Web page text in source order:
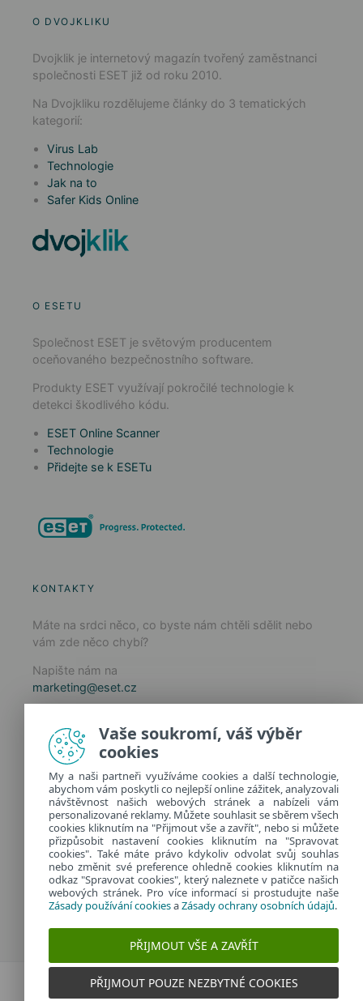
O DVOJKLIKU
Dvojklik je internetový magazín tvořený zaměstnanci
společnosti ESET již od roku 2010.
Na Dvojkliku rozdělujeme články do 3 tematických
kategorií:
Virus Lab
Technologie
Jak na to
Safer Kids Online
O ESETU
Společnost ESET je světovým producentem
oceňovaného bezpečnostního software.
Produkty ESET využívají pokročilé technologie k
detekci škodlivého kódu.
ESET Online Scanner
Technologie
Přidejte se k ESETu
KONTAKTY
Máte na srdci něco, co byste nám chtěli sdělit nebo
vám zde něco chybí?
Napište nám na
marketing@eset.cz
Zásady ochrany osobních údajů
Spravovat cookies
Provozuje:
ESET software spol. s r.o.
Classic 7 Business Park, Jankovcova 1037/49
170 00 Praha 7, Česká republika
IČ: 26467593
Vaše soukromí, váš výběr
cookies
My a naši partneři využíváme cookies a další technologie,
abychom vám poskytli co nejlepší online zážitek, analyzovali
návštěvnost našich webových stránek a nabízeli vám
personalizované reklamy. Můžete souhlasit se sběrem všech
cookies kliknutím na "Přijmout vše a zavřít", nebo si můžete
přizpůsobit nastavení cookies kliknutím na "Spravovat
cookies". Také máte právo kdykoliv odvolat svůj souhlas
nebo změnit své preference ohledně cookies kliknutím na
odkaz "Spravovat cookies", který naleznete v patičce našich
webových stránek. Pro více informací si prostudujte naše
Zásady používání cookiesaZásady ochrany osobních údajů.
PŘIJMOUT VŠE A ZAVŘÍT
PŘIJMOUT POUZE NEZBYTNÉ COOKIES